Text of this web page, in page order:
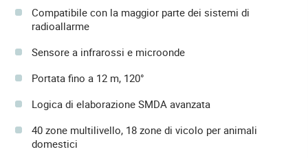
Compatibile con la maggior parte dei sistemi di
radioallarme
Sensore a infrarossi e microonde
Portata fino a 12 m, 120°
Logica di elaborazione SMDA avanzata
40 zone multilivello, 18 zone di vicolo per animali
domestici